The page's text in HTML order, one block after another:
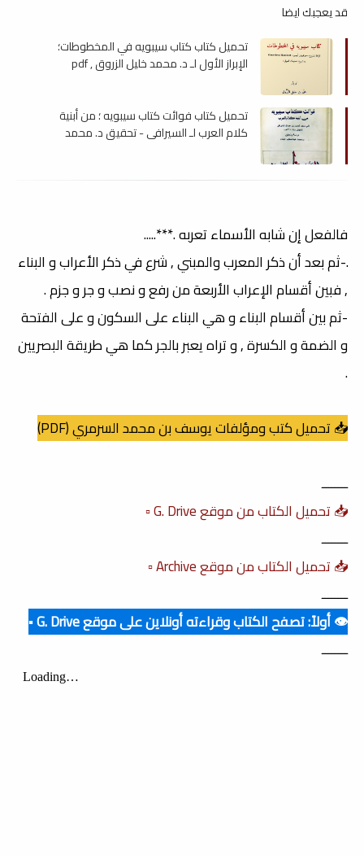
قد يعجبك ايضا
تحميل كتاب كتاب سيبويه في المخطوطات؛
الإبراز الأول لـ د. محمد خليل الزروق , pdf
تحميل كتاب فوائت كتاب سيبويه ؛ من أبنية
كلام العرب لـ السيرافي - تحقيق د. محمد
فالفعل إن شابه الأسماء تعربه .***.....
.-ثم بعد أن ذكر المعرب والمبني , شرع في ذكر الأعراب و البناء
, فبين أقسام الإعراب الأربعة من رفع و نصب و جر و جزم .
-ثم بين أقسام البناء و هي البناء على السكون و على الفتحة
و الضمة و الكسرة , و تراه يعبر بالجر كما هي طريقة البصريين
.
📥 تحميل كتب ومؤلفات يوسف بن محمد السرمري (PDF)
ــــــــ
📥 تحميل الكتاب من موقع G. Drive ▫️
ــــــــ
📥 تحميل الكتاب من موقع Archive ▫️
ــــــــ
👁️ أولاً: تصفح الكتاب وقراءته أونلاين على موقع G. Drive ▪️
ــــــــ